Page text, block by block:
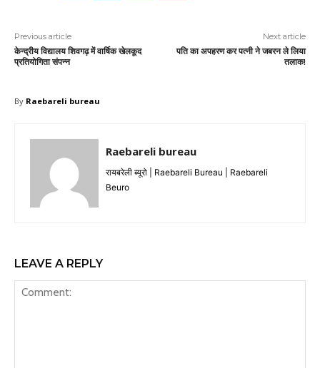
Previous article
केन्द्रीय विद्यालय शिवगढ़ में वार्षिक खेलकूद
प्रतियोगिता संपन्न
Next article
पति का अपहरण कर पत्नी ने जबरन ले लिया
तलाक!
By Raebareli bureau
Raebareli bureau
रायबरेली ब्यूरो | Raebareli Bureau | Raebareli
Beuro
LEAVE A REPLY